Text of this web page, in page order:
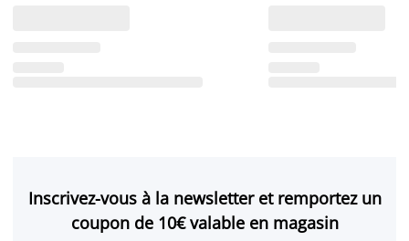
Inscrivez-vous à la newsletter et remportez un
coupon de 10€ valable en magasin